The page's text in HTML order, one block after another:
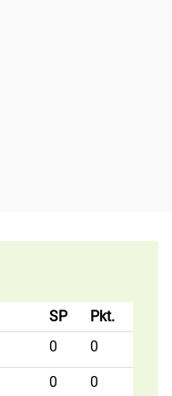
SP
Pkt.
0 0
0
0